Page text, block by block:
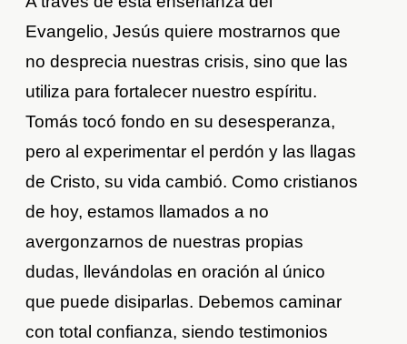
Evangelio, Jesús quiere mostrarnos que
no desprecia nuestras crisis, sino que las
utiliza para fortalecer nuestro espíritu.
Tomás tocó fondo en su desesperanza,
pero al experimentar el perdón y las llagas
de Cristo, su vida cambió. Como cristianos
de hoy, estamos llamados a no
avergonzarnos de nuestras propias
dudas, llevándolas en oración al único
que puede disiparlas. Debemos caminar
con total confianza, siendo testimonios